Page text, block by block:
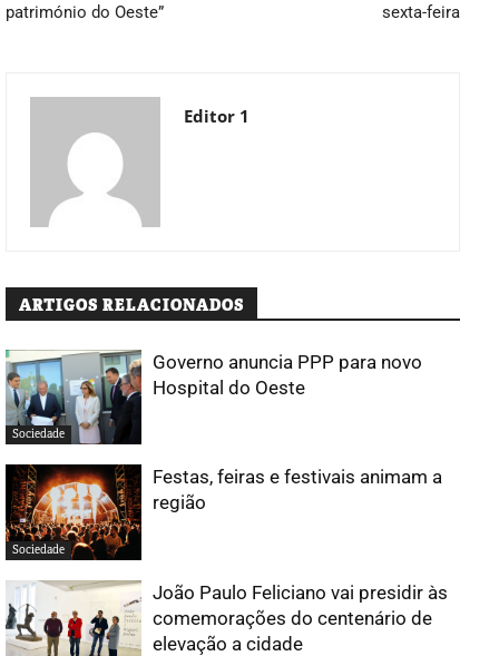
património do Oeste”
sexta-feira
Editor 1
ARTIGOS RELACIONADOS
Sociedade
Governo anuncia PPP para novo
Hospital do Oeste
Sociedade
Festas, feiras e festivais animam a
região
João Paulo Feliciano vai presidir às
comemorações do centenário de
elevação a cidade